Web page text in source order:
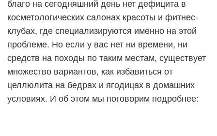
благо на сегодняшний день нет дефицита в
косметологических салонах красоты и фитнес-
клубах, где специализируются именно на этой
проблеме. Но если у вас нет ни времени, ни
средств на походы по таким местам, существует
множество вариантов, как избавиться от
целлюлита на бедрах и ягодицах в домашних
условиях. И об этом мы поговорим подробнее: